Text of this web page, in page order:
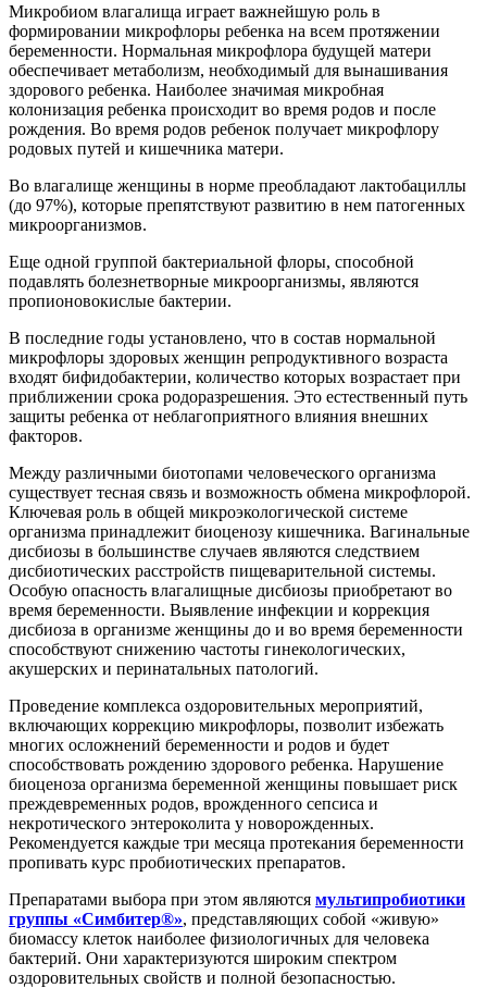
Микробиом влагалища играет важнейшую роль в
формировании микрофлоры ребенка на всем протяжении
беременности. Нормальная микрофлора будущей матери
обеспечивает метаболизм, необходимый для вынашивания
здорового ребенка. Наиболее значимая микробная
колонизация ребенка происходит во время родов и после
рождения. Во время родов ребенок получает микрофлору
родовых путей и кишечника матери.
Во влагалище женщины в норме преобладают лактобациллы
(до 97%), которые препятствуют развитию в нем патогенных
микроорганизмов.
Еще одной группой бактериальной флоры, способной
подавлять болезнетворные микроорганизмы, являются
пропионовокислые бактерии.
В последние годы установлено, что в состав нормальной
микрофлоры здоровых женщин репродуктивного возраста
входят бифидобактерии, количество которых возрастает при
приближении срока родоразрешения. Это естественный путь
защиты ребенка от неблагоприятного влияния внешних
факторов.
Между различными биотопами человеческого организма
существует тесная связь и возможность обмена микрофлорой.
Ключевая роль в общей микроэкологической системе
организма принадлежит биоценозу кишечника. Вагинальные
дисбиозы в большинстве случаев являются следствием
дисбиотических расстройств пищеварительной системы.
Особую опасность влагалищные дисбиозы приобретают во
время беременности. Выявление инфекции и коррекция
дисбиоза в организме женщины до и во время беременности
способствуют снижению частоты гинекологических,
акушерских и перинатальных патологий.
Проведение комплекса оздоровительных мероприятий,
включающих коррекцию микрофлоры, позволит избежать
многих осложнений беременности и родов и будет
способствовать рождению здорового ребенка. Нарушение
биоценоза организма беременной женщины повышает риск
преждевременных родов, врожденного сепсиса и
некротического энтероколита у новорожденных.
Рекомендуется каждые три месяца протекания беременности
пропивать курс пробиотических препаратов.
Препаратами выбора при этом являются мультипробиотики
группы «Симбитер®», представляющих собой «живую»
биомассу клеток наиболее физиологичных для человека
бактерий. Они характеризуются широким спектром
оздоровительных свойств и полной безопасностью.